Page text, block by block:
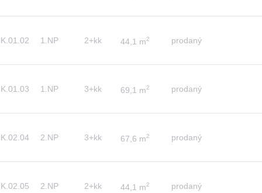
K.01.02 1.NP 2+kk 44,1 m2 prodaný
K.01.03 1.NP 3+kk 69,1 m2 prodaný
K.02.04 2.NP 3+kk 67,6 m2 prodaný
K.02.05 2.NP 2+kk 44,1 m2 prodaný